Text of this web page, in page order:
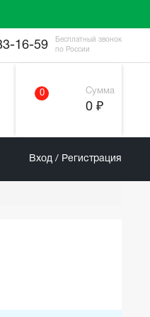
16-59
Бесплатный звонок
по России
0 Сумма
0 ₽
Вход / Регистрация